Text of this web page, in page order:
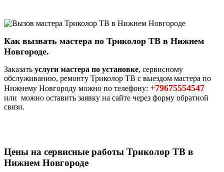
Как вызвать мастера по Триколор ТВ в Нижнем
Новгороде.
Заказать услуги мастера по установке, сервисному
обслуживанию, ремонту Триколор ТВ с выездом мастера по
Нижнему Новгороду можно по телефону: +79675554547
или можно оставить заявку на сайте через форму обратной
связи.
Цены на сервисные работы Триколор ТВ в
Нижнем Новгороде